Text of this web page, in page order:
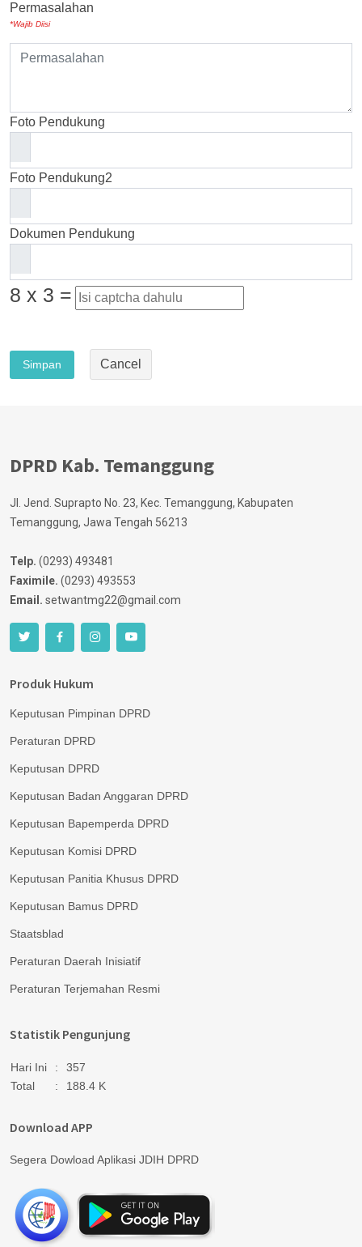
Permasalahan
*Wajib Diisi
Foto Pendukung
Foto Pendukung2
Dokumen Pendukung
8 x 3 =
Simpan Cancel
DPRD Kab. Temanggung
Jl. Jend. Suprapto No. 23, Kec. Temanggung, Kabupaten
Temanggung, Jawa Tengah 56213
Telp. (0293) 493481
Faximile. (0293) 493553
Email. setwantmg22@gmail.com
Produk Hukum
Keputusan Pimpinan DPRD
Peraturan DPRD
Keputusan DPRD
Keputusan Badan Anggaran DPRD
Keputusan Bapemperda DPRD
Keputusan Komisi DPRD
Keputusan Panitia Khusus DPRD
Keputusan Bamus DPRD
Staatsblad
Peraturan Daerah Inisiatif
Peraturan Terjemahan Resmi
Statistik Pengunjung
Hari Ini :
357
Total
: 188.4 K
Download APP
Segera Dowload Aplikasi JDIH DPRD